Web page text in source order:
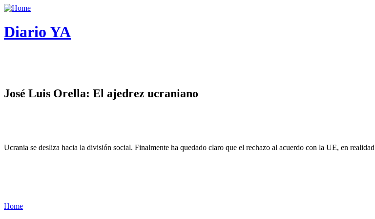
Diario YA
José Luis Orella: El ajedrez ucraniano
Ucrania se desliza hacia la división social. Finalmente ha quedado claro que el rechazo al acuerdo con la UE, en
Home